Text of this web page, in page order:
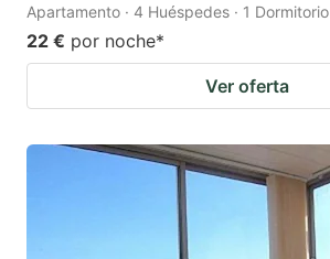
Apartamento · 4 Huéspedes · 1 Dormitorio
22 € por noche*
Ver oferta